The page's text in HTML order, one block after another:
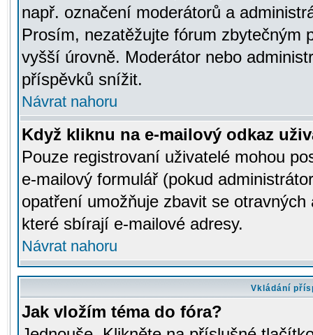
např. označení moderátorů a
Prosím, nezatěžujte fórum zbytečným
vyšší úrovně. Moderátor nebo
příspěvků snížit.
Návrat nahoru
Když kliknu na e-mailový odkaz
Pouze registrovaní uživatelé mohou
e-mailový formulář (pokud
opatření umožňuje zbavit se
které sbírají e-mailové adresy.
Návrat nahoru
Vkládání
Jak vložím téma do fóra?